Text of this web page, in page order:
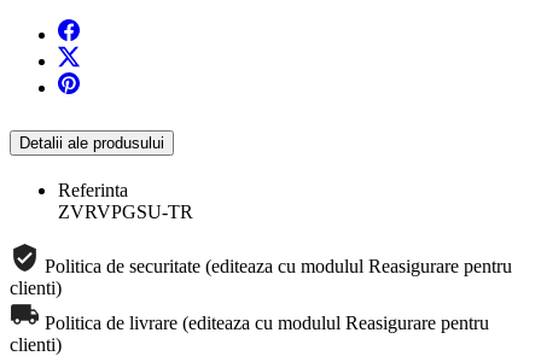
Detalii ale produsului
Referinta
ZVRVPGSU-TR
Politica de securitate (editeaza cu modulul Reasigurare pentru
clienti)
Politica de livrare (editeaza cu modulul Reasigurare pentru
clienti)